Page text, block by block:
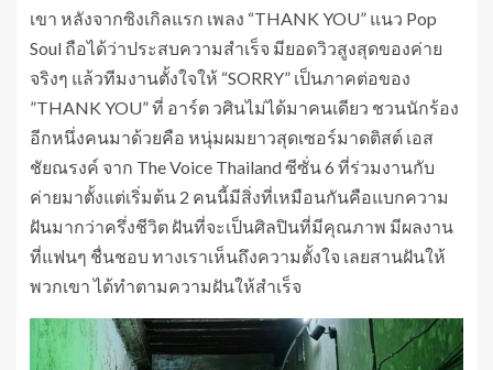
เขา หลังจากซิงเกิลแรก เพลง “THANK YOU” แนว Pop
Soul ถือได้ว่าประสบความสำเร็จ มียอดวิวสูงสุดของค่าย
จริงๆ แล้วทีมงานตั้งใจให้ “SORRY” เป็นภาคต่อของ
”THANK YOU” ที่ อาร์ต วศินไม่ได้มาคนเดียว ชวนนักร้อง
อีกหนึ่งคนมาด้วยคือ หนุ่มผมยาวสุดเซอร์มาดติสต์ เอส
ชัยณรงค์ จาก The Voice Thailand ซีซั่น 6 ที่ร่วมงานกับ
ค่ายมาตั้งแต่เริ่มต้น 2 คนนี้มีสิ่งที่เหมือนกันคือแบกความ
ฝันมากว่าครึ่งชีวิต ฝันที่จะเป็นศิลปินที่มีคุณภาพ มีผลงาน
ที่แฟนๆ ชื่นชอบ ทางเราเห็นถึงความตั้งใจ เลยสานฝันให้
พวกเขา ได้ทำตามความฝันให้สำเร็จ